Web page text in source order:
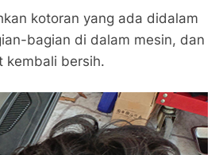
kotoran yang ada didalam
bagian di dalam mesin, dan
kembali bersih.